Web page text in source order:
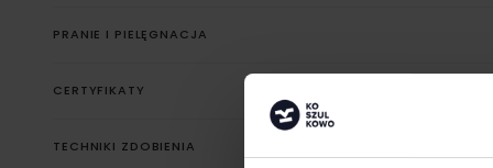
PRANIE I PIELĘGNACJA
CERTYFIKATY
TECHNIKI ZDOBIENIA